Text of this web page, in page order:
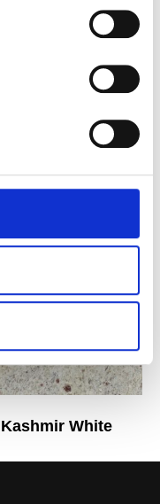
Nero Assoluto
Kashmir White